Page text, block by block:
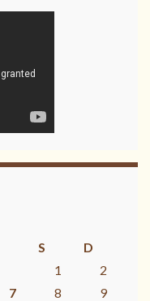
S
D
1
2
7 8
9